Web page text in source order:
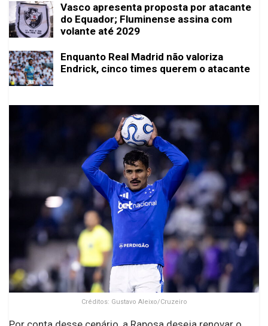
Vasco apresenta proposta por atacante
do Equador; Fluminense assina com
volante até 2029
Enquanto Real Madrid não valoriza
Endrick, cinco times querem o atacante
Créditos: Gustavo Aleixo/Cruzeiro